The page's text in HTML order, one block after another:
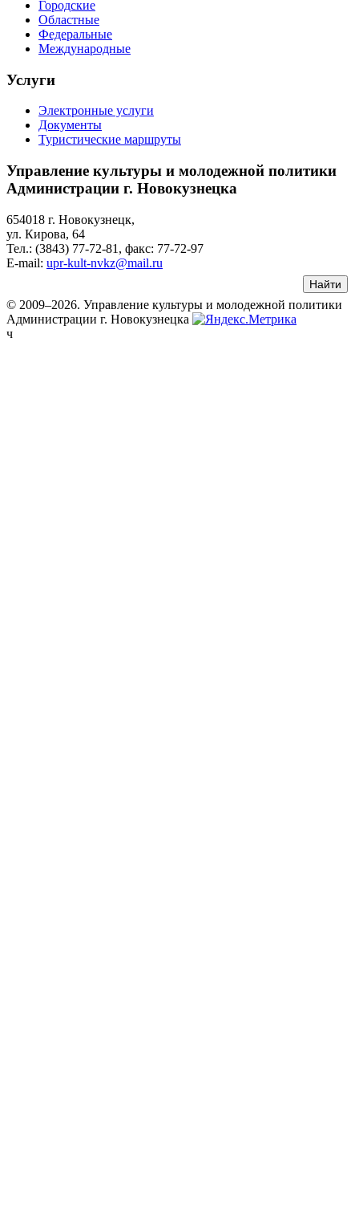
Городские
Областные
Федеральные
Международные
Услуги
Электронные услуги
Документы
Туристические маршруты
Управление культуры и молодежной политики
Администрации г. Новокузнецка
654018 г. Новокузнецк,
ул. Кирова, 64
Тел.: (3843) 77-72-81 , факс: 77-72-97
E-mail: upr-kult-nvkz@mail.ru
© 2009–2026. Управление культуры и молодежной политики
Администрации г. Новокузнецка
ч